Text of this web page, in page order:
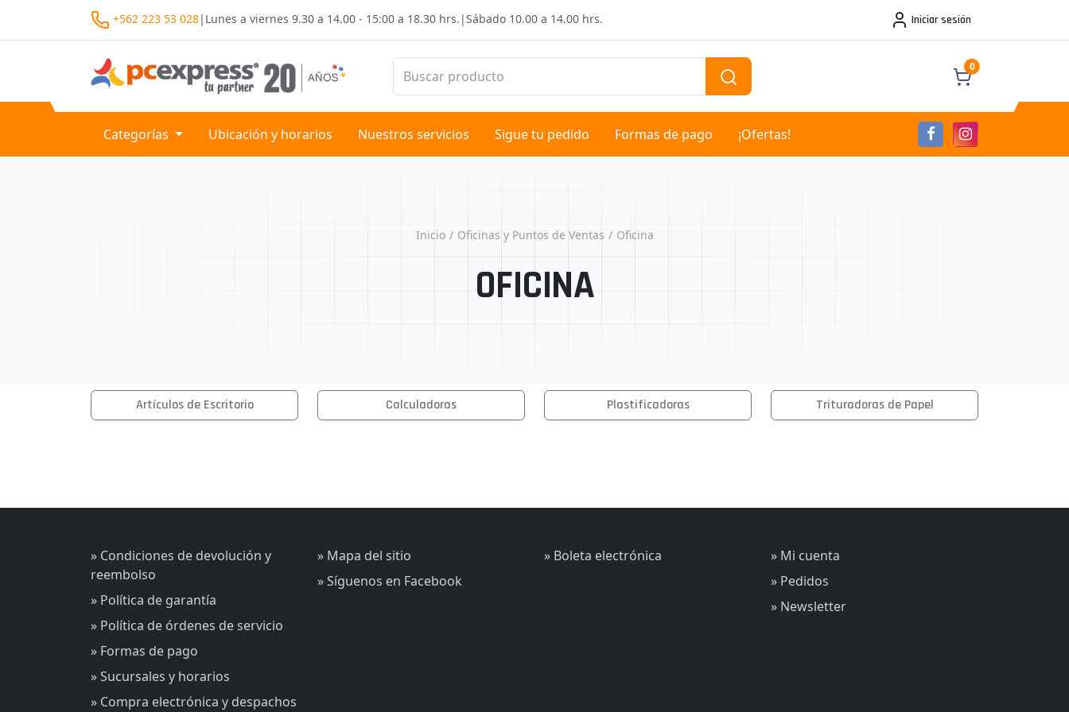
+562 223 53 028| Lunes a viernes 9.30 a 14.00 - 15:00 a 18.30 hrs. |Sábado 10.00 a 14.00 hrs. Iniciar sesión
0
Categorías Ubicación y horarios Nuestros servicios Sigue tu pedido Formas de pago ¡Ofertas!
Inicio Oficinas y Puntos de Ventas Oficina
OFICINA
Artículos de Escritorio Calculadoras Plastificadoras Trituradoras de Papel
» Condiciones de devolución y
reembolso
» Política de garantía
» Política de órdenes de servicio
» Formas de pago
» Sucursales y horarios
» Compra electrónica y despachos
» Mapa del sitio
» Síguenos en Facebook
» Boleta electrónica
» Mi cuenta
» Pedidos
» Newsletter